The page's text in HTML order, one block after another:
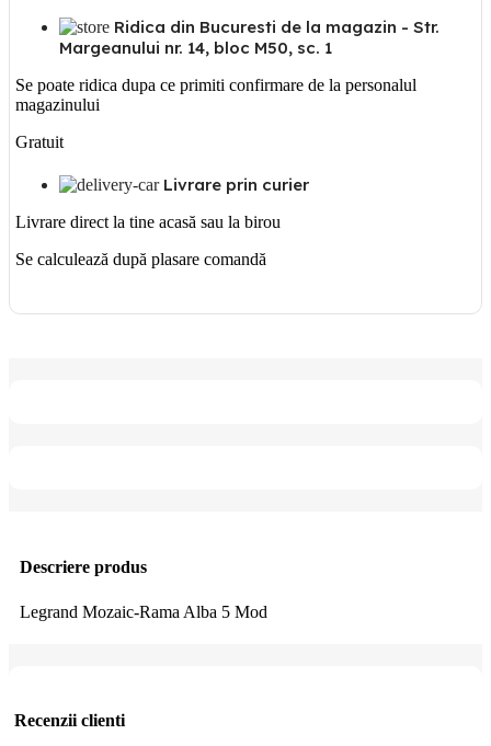
Ridica din Bucuresti de la magazin - Str.
Margeanului nr. 14, bloc M50, sc. 1
Se poate ridica dupa ce primiti confirmare de la personalul
magazinului
Gratuit
Livrare prin curier
Livrare direct la tine acasă sau la birou
Se calculează după plasare comandă
Descriere produs
Legrand Mozaic-Rama Alba 5 Mod
Recenzii clienti